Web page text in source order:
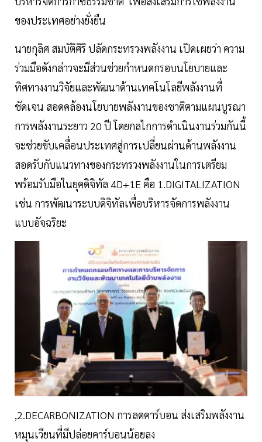
ของประเทศอย่างยั่งยืน
นายกุลิศ สมบัติศิริ ปลัดกระทรวงพลังงาน เปิดเผยว่า ความ
ร่วมมือดังกล่าวจะมีส่วนช่วยกำหนดกรอบนโยบายและ
ทิศทางงานวิจัยและพัฒนาด้านเทคโนโลยีพลังงานที่
ชัดเจน สอดคล้องนโยบายพลังงานของชาติตามแผนบูรณา
การพลังงานระยาว 20 ปี โดยกลไกการดำเนินงานร่วมกันนี้
จะช่วยขับเคลื่อนประเทศสู่การเปลี่ยนผ่านด้านพลังงาน
สอดรับกับแนวทางของกระทรวงพลังงานในการเตรียม
พร้อมรับมือในยุคดิจิทัล 4D+1E คือ 1.DIGITALIZATION
เช่น การพัฒนาระบบดิจิทัลเพื่อบริหารจัดการพลังงาน
แบบอัจฉริยะ
,2.DECARBONIZATION การลดคาร์บอน ส่งเสริมพลังงาน
หมุนเวียนที่มีปล่อยคาร์บอนน้อยลง